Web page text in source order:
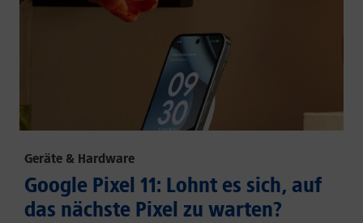
Geräte & Hardware
Google Pixel 11: Lohnt es sich, auf
das nächste Pixel zu warten?